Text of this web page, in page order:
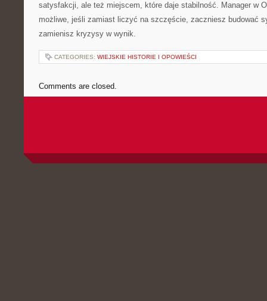
satysfakcji, ale też miejscem, które daje stabilność. Manager w
możliwe, jeśli zamiast liczyć na szczęście, zaczniesz budować
zamienisz kryzysy w wynik.
CATEGORIES: WIEJSKIE HISTORIE I OPOWIEŚCI
Comments are closed.